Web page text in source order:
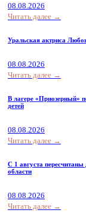
08.08.2026
Читать далее →
Уральская актриса
08.08.2026
Читать далее →
В лагере «Приозерный»
детей
08.08.2026
Читать далее →
С 1 августа
области
08.08.2026
Читать далее →